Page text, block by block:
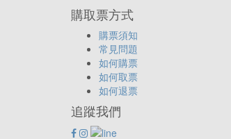
購取票方式
購票須知
常見問題
如何購票
如何取票
如何退票
追蹤我們